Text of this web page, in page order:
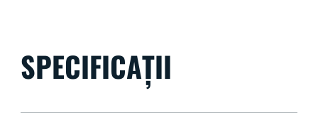
SPECIFICAȚII